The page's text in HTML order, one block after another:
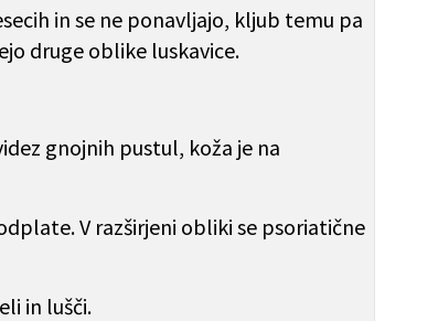
in se ne ponavljajo, kljub temu pa
druge oblike luskavice.
gnojnih pustul, koža je na
V razširjeni obliki se psoriatične
in lušči.